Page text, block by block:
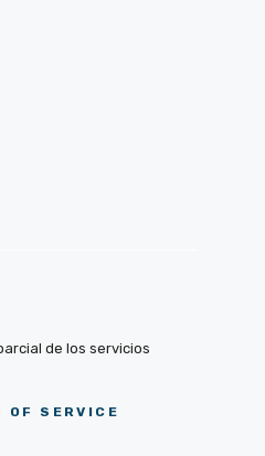
de los servicios
OF SERVICE